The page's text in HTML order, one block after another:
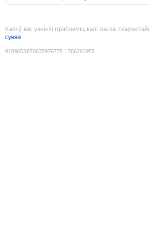
Калі ў вас узніклі праблемы, калі ласка,
сувязі
9189653870635976775:1786203955